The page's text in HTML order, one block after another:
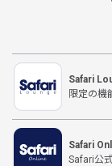
Safari
限定の機
Safari
Safari公